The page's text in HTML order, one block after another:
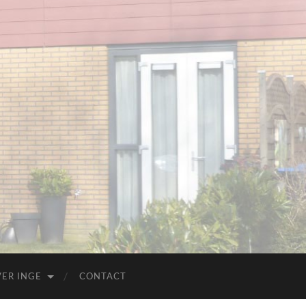
INGE CONTACT